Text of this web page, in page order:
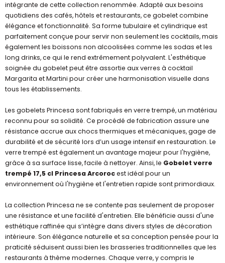
intégrante de cette collection renommée. Adapté aux besoins
quotidiens des cafés, hôtels et restaurants, ce gobelet combine
élégance et fonctionnalité. Sa forme tubulaire et cylindrique est
parfaitement conçue pour servir non seulement les cocktails, mais
également les boissons non alcoolisées comme les sodas et les
long drinks, ce qui le rend extrêmement polyvalent. L'esthétique
soignée du gobelet peut être assortie aux verres à cocktail
Margarita et Martini pour créer une harmonisation visuelle dans
tous les établissements.
Les gobelets Princesa sont fabriqués en verre trempé, un matériau
reconnu pour sa solidité. Ce procédé de fabrication assure une
résistance accrue aux chocs thermiques et mécaniques, gage de
durabilité et de sécurité lors d’un usage intensif en restauration. Le
verre trempé est également un avantage majeur pour l'hygiène,
grâce à sa surface lisse, facile à nettoyer. Ainsi, le Gobelet verre
trempé 17,5 cl Princesa Arcorocest idéal pour un
environnement où l'hygiène et l'entretien rapide sont primordiaux.
La collection Princesa ne se contente pas seulement de proposer
une résistance et une facilité d'entretien. Elle bénéficie aussi d'une
esthétique raffinée qui s’intègre dans divers styles de décoration
intérieure. Son élégance naturelle et sa conception pensée pour la
praticité séduisent aussi bien les brasseries traditionnelles que les
restaurants à thème modernes. Chaque verre, y compris le